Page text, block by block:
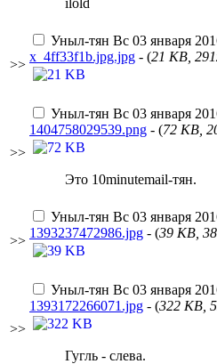
ilold
>>
Уныл-тян Вс 03 января
x_4ff33f1b.jpg.jpg - (21 KB,
>>
Уныл-тян Вс 03 января
1404758029539.png - (72 KB,
Это 10minutemail-тян.
>>
Уныл-тян Вс 03 января
1393237472986.jpg - (39 KB,
>>
Уныл-тян Вс 03 января
1393172266071.jpg - (322 KB,
Гугль - слева.